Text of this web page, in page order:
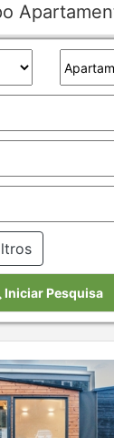
Iniciar Pesquisa